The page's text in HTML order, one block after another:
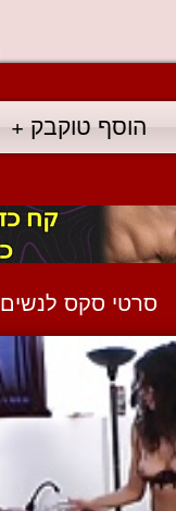
הוסף טוקבק +
סרטי סקס לנשים